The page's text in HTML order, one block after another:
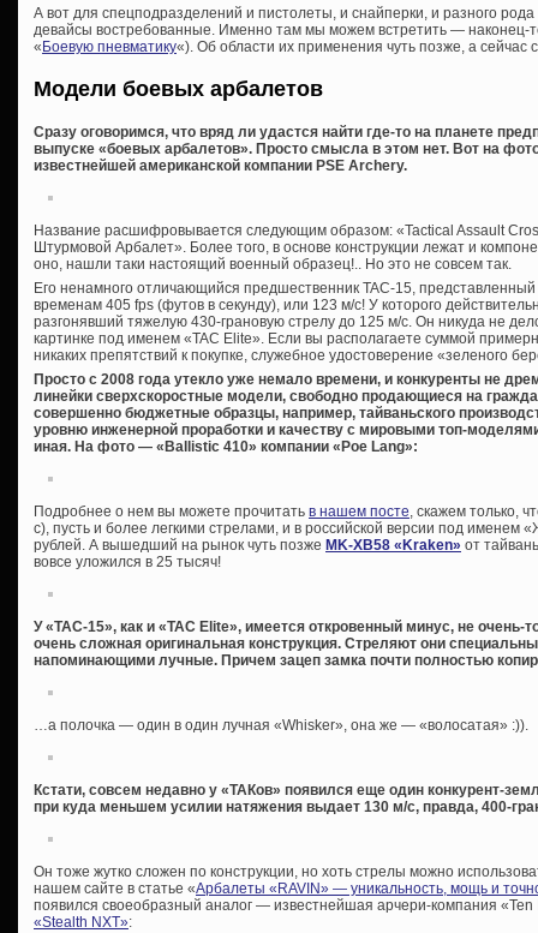
А вот для спецподразделений и пистолеты, и снайперки, и разного
девайсы востребованные. Именно там мы можем встретить — наконец-
« Боевую пневматику«). Об области их применения чуть позже, а сейчас
Модели боевых арбалетов
Сразу оговоримся, что вряд ли удастся найти где-то на планете
выпуске «боевых арбалетов». Просто смысла в этом нет. Вот на
известнейшей американской компании PSE Archery.
Название расшифровывается следующим образом: «Tactical Assault
Штурмовой Арбалет». Более того, в основе конструкции лежат и
оно, нашли таки настоящий военный образец!.. Но это не совсем так.
Его ненамного отличающийся предшественник TAC-15,
временам 405 fps (футов в секунду), или 123 м/с! У которого
разгонявший тяжелую 430-грановую стрелу до 125 м/с. Он никуда не
картинке под именем «TAC Elite». Если вы располагаете суммой
никаких препятствий к покупке, служебное удостоверение «зеленого
Просто с 2008 года утекло уже немало времени, и конкуренты не
линейки сверхскоростные модели, свободно продающиеся на
совершенно бюджетные образцы, например, тайваньского
уровню инженерной проработки и качеству с мировыми топ-
иная. На фото — «Ballistic 410» компании «Poe Lang»:
Подробнее о нем вы можете прочитать в нашем посте, скажем только,
с), пусть и более легкими стрелами, и в российской версии под именем
рублей. А вышедший на рынок чуть позже MK-XB58 «Kraken» от
вовсе уложился в 25 тысяч!
У «TAC-15», как и «TAC Elite», имеется откровенный минус, не
очень сложная оригинальная конструкция. Стреляют они
напоминающими лучные. Причем зацеп замка почти полностью
…а полочка — один в один лучная «Whisker», она же — «волосатая» :)).
Кстати, совсем недавно у «ТАКов» появился еще один конкурент-
при куда меньшем усилии натяжения выдает 130 м/с, правда, 400-
Он тоже жутко сложен по конструкции, но хоть стрелы можно
нашем сайте в статье «Арбалеты «RAVIN» — уникальность, мощь и
появился своеобразный аналог — известнейшая арчери-компания
«Stealth NXT»: